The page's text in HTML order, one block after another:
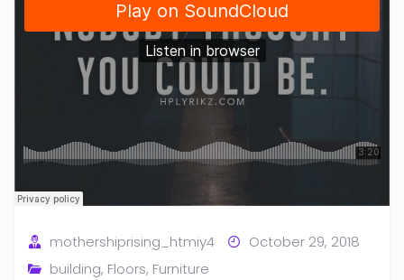
mothershiprising_htmiy4
October 29, 2018
building, Floors, Furniture